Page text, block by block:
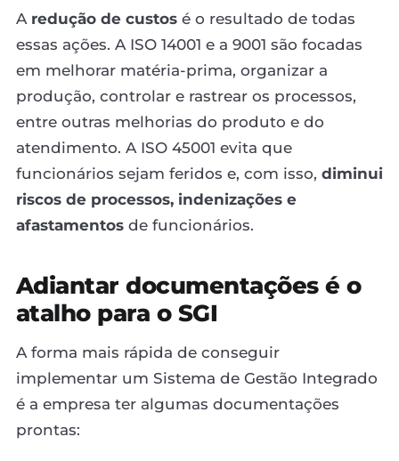
A redução de custos é o resultado de todas
essas ações. A ISO 14001 e a 9001 são focadas
em melhorar matéria-prima, organizar a
produção, controlar e rastrear os processos,
entre outras melhorias do produto e do
atendimento. A ISO 45001 evita que
funcionários sejam feridos e, com isso, diminui
riscos de processos, indenizações e
afastamentos de funcionários.
Adiantar documentações é o
atalho para o SGI
A forma mais rápida de conseguir
implementar um Sistema de Gestão Integrado
é a empresa ter algumas documentações
prontas: